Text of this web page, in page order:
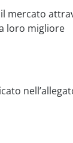
mercato
loro migliore